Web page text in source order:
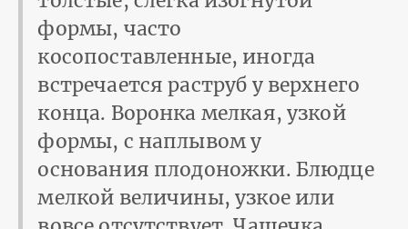
формы, часто
косопоставленные, иногда
встречается раструб у верхнего
конца. Воронка мелкая, узкой
формы, с наплывом у
основания плодоножки. Блюдце
мелкой величины, узкое или